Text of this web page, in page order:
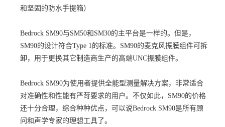
和坚固的防水手提箱）
Bedrock SM90与SM50和SM30的主平台是一样的。但是，
SM90的设计符合Type 1的标准。SM90的麦克风振膜组件可拆
卸，用于更换其它制造商生产的高端UNC振膜组件。
Bedrock SM90为使用者提供全能型测量解决方案，非常适合
对准确性和性能有严苛要求的用户。不仅如此，SM90的价格
还十分合理，综合种种优点，可以说Bedrock SM90是所有顾
问和声学专家的理想工具了。